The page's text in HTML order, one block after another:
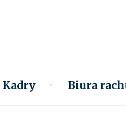
Kadry Biura